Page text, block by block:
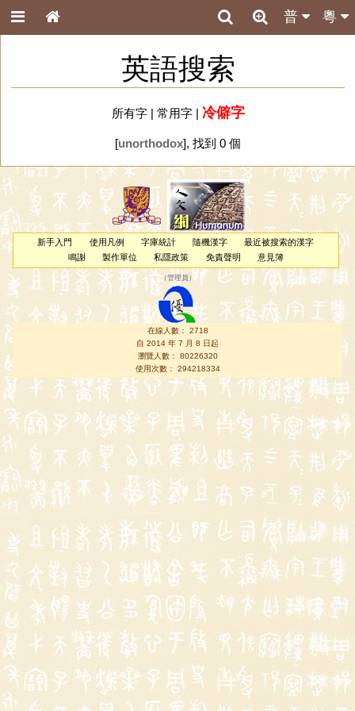
粵
普
英語搜索
所有字| 常用字| 冷僻字
[unorthodox], 找到 0 個
新手入門 使用凡例 字庫統計 隨機漢字
最近被搜索的漢字
鳴謝
製作單位 私隱政策 免責聲明 意見簿
（管理員 ）
在線人數： 2718
自 2014 年 7 月 8 日起
瀏覽人數： 80226320
使用次數： 294218334